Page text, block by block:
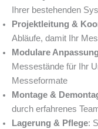
Ihrer bestehenden
Projektleitung &
Abläufe, damit Ihr
Modulare
Messestände für Ihr
Messeformate
Montage &
durch erfahrenes
Lagerung & Pflege: